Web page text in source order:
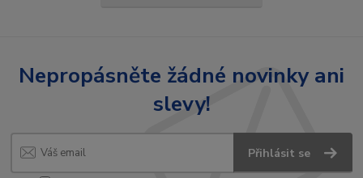
Nepropásněte žádné novinky ani
slevy!
Přihlásit se